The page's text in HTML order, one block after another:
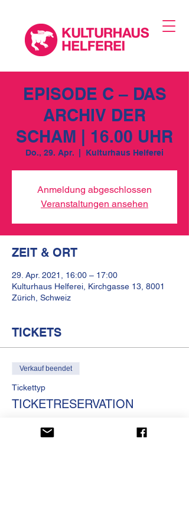
EPISODE C – DAS
ARCHIV DER
SCHAM | 16.00 UHR
Do., 29. Apr. Kulturhaus Helferei
Anmeldung abgeschlossen
Veranstaltungen ansehen
ZEIT & ORT
29. Apr. 2021, 16:00 – 17:00
Kulturhaus Helferei, Kirchgasse 13, 8001
Zürich, Schweiz
TICKETS
Verkauf beendet
Tickettyp
TICKETRESERVATION